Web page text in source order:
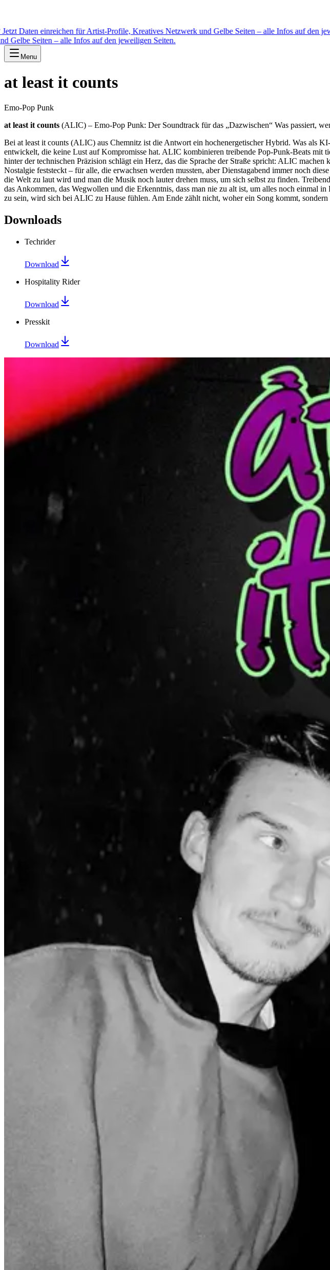
einreichen für Artist-Profile, Kreatives Netzwerk und Gelbe Seiten – alle Infos auf den jeweiligen
– alle Infos auf den jeweiligen Seiten.
Menu
at least it counts
Emo-Pop Punk
at least it counts (ALIC) – Emo-Pop Punk: Der Soundtrack für das „Dazwischen“ Was passiert,
Bei at least it counts (ALIC) aus Chemnitz ist die Antwort ein hochenergetischer Hybrid. Was als
entwickelt, die keine Lust auf Kompromisse hat. ALIC kombinieren treibende Pop-Punk-Beats
hinter der technischen Präzision schlägt ein Herz, das die Sprache der Straße spricht: ALIC
Nostalgie feststeckt – für alle, die erwachsen werden mussten, aber Dienstagabend immer noch
die Welt zu laut wird und man die Musik noch lauter drehen muss, um sich selbst zu finden.
das Ankommen, das Wegwollen und die Erkenntnis, dass man nie zu alt ist, um alles noch einmal
zu sein, wird sich bei ALIC zu Hause fühlen. Am Ende zählt nicht, woher ein Song kommt,
Downloads
Techrider
Download
Hospitality Rider
Download
Presskit
Download